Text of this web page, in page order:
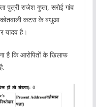
पुत्री राजेश गुप्ता, सरोई गांव
कटरा के बथुआ
यादव है।
है कि आरोपितों के खिलाफ